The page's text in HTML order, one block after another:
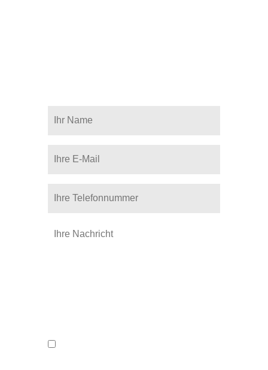
Ihre Nachricht